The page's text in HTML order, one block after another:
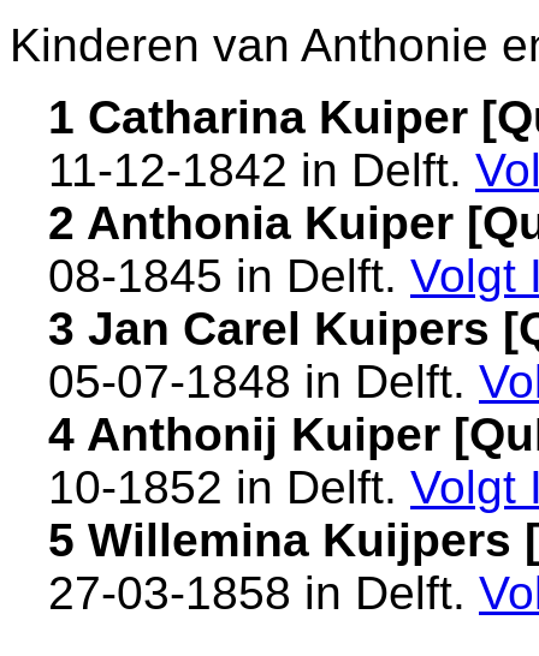
Kinderen van Anthonie
1 Catharina Kuiper
11-12-1842 in Delft.
2 Anthonia Kuiper
08-1845 in Delft. Volgt
3 Jan Carel Kuipers
05-07-1848 in Delft.
4 Anthonij Kuiper
10-1852 in Delft. Volgt
5 Willemina Kuijpers
27-03-1858 in Delft.